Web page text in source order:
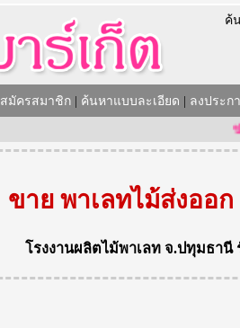
ค้
สมัครสมาชิก ค้นหาแบบละเอียด ลงประก
ข่
ขาย พาเลทไม้ส่งออ
โรงงานผลิตไม้พาเลท จ.ปทุมธานี